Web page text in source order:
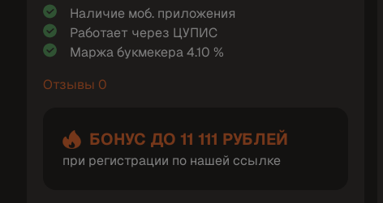
Наличие моб. приложения
Работает через ЦУПИС
Маржа букмекера 4.10 %
Отзывы 0
БОНУС ДО 11 111 РУБЛЕЙ
при регистрации по нашей ссылке